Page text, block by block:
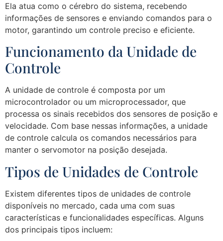
Ela atua como o cérebro do sistema, recebendo
informações de sensores e enviando comandos para o
motor, garantindo um controle preciso e eficiente.
Funcionamento da Unidade de
Controle
A unidade de controle é composta por um
microcontrolador ou um microprocessador, que
processa os sinais recebidos dos sensores de posição e
velocidade. Com base nessas informações, a unidade
de controle calcula os comandos necessários para
manter o servomotor na posição desejada.
Tipos de Unidades de Controle
Existem diferentes tipos de unidades de controle
disponíveis no mercado, cada uma com suas
características e funcionalidades específicas. Alguns
dos principais tipos incluem: